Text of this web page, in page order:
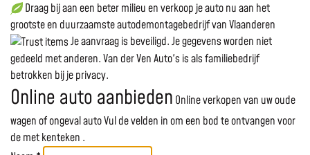
Draag bij aan een beter milieu en verkoop je auto nu aan het
grootste en duurzaamste autodemontagebedrijf van Vlaanderen
Je aanvraag is beveiligd. Je gegevens worden niet
gedeeld met anderen. Van der Ven Auto's is als familiebedrijf
betrokken bij je privacy.
Online auto aanbieden Online verkopen van uw oude
wagen of ongeval autoVul de velden in om een bod te ontvangen voor
demet kenteken .